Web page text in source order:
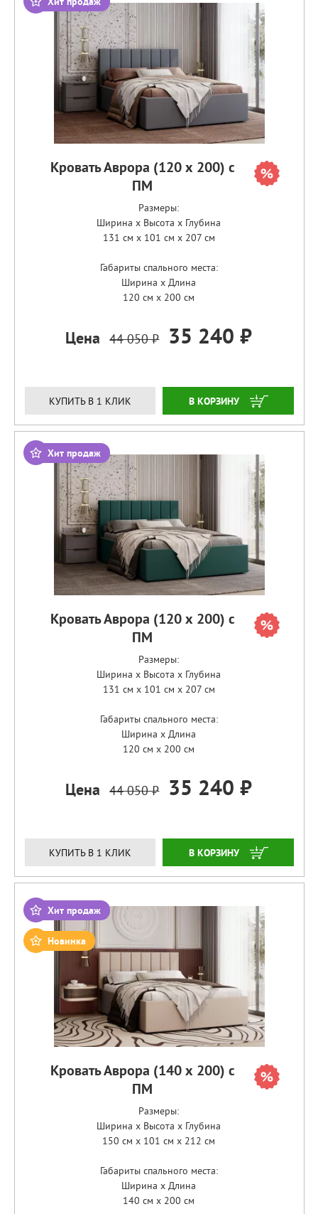
Кровать Аврора (120 х 200) с
ПМ
Размеры:
Ширина x Высота x Глубина
131 см x 101 см x 207 см
Габариты спального места:
Ширина x Длина
120 см x 200 см
Цена 44 050 ₽ 35 240 ₽
КУПИТЬ В 1 КЛИК ЗАКАЗАТЬ
Хит продаж
Кровать Аврора (120 х 200) с
ПМ
Размеры:
Ширина x Высота x Глубина
131 см x 101 см x 207 см
Габариты спального места:
Ширина x Длина
120 см x 200 см
Цена 44 050 ₽ 35 240 ₽
КУПИТЬ В 1 КЛИК ЗАКАЗАТЬ
Хит продаж
Новинка
Кровать Аврора (140 х 200) с
ПМ
Размеры:
Ширина x Высота x Глубина
150 см x 101 см x 212 см
Габариты спального места:
Ширина x Длина
140 см x 200 см